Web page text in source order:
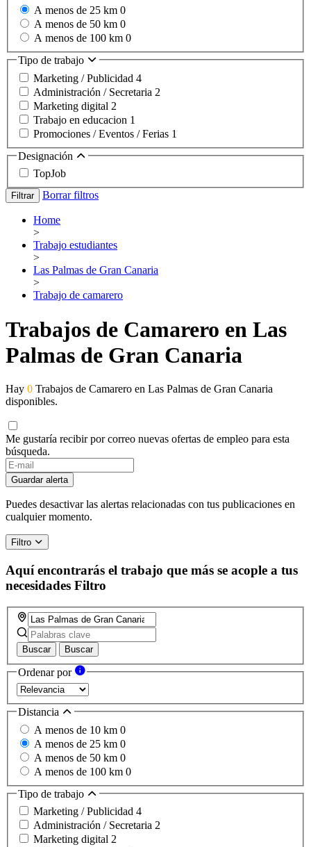
A menos de 25 km 0
A menos de 50 km 0
A menos de 100 km 0
Tipo de trabajo
Marketing / Publicidad 4
Administración / Secretaria 2
Marketing digital 2
Trabajo en educacion 1
Promociones / Eventos / Ferias 1
Designación
TopJob
Filtrar Borrar filtros
Home
>
Trabajo estudiantes
>
Las Palmas de Gran Canaria
>
Trabajo de camarero
Trabajos de Camarero en Las
Palmas de Gran Canaria
Hay 0 Trabajos de Camarero en Las Palmas de Gran Canaria
disponibles.
Me gustaría recibir por correo nuevas ofertas de empleo para esta
búsqueda.
If
you
are
a
human,
ignore
this
field
Guardar alerta
Puedes desactivar las alertas relacionadas con tus publicaciones en
cualquier momento.
Filtro
Aquí encontrarás el trabajo que más se acople a tus
necesidades Filtro
Buscar Buscar
Ordenar por
Distancia
A menos de 10 km 0
A menos de 25 km 0
A menos de 50 km 0
A menos de 100 km 0
Tipo de trabajo
Marketing / Publicidad 4
Administración / Secretaria 2
Marketing digital 2